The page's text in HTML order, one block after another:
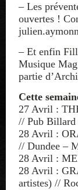
– Les
ouvertes !
– Et enfin
Musique
partie
Cette
27 Avril :
// Pub Billard
28 Avril :
// Dundee –
28 Avril :
28 Avril :
artistes) //